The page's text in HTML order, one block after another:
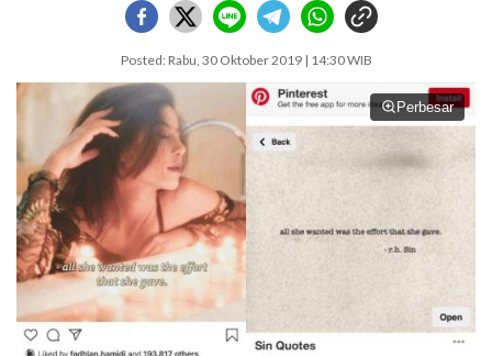
Posted: Rabu, 30 Oktober 2019 | 14:30 WIB
Perbesar